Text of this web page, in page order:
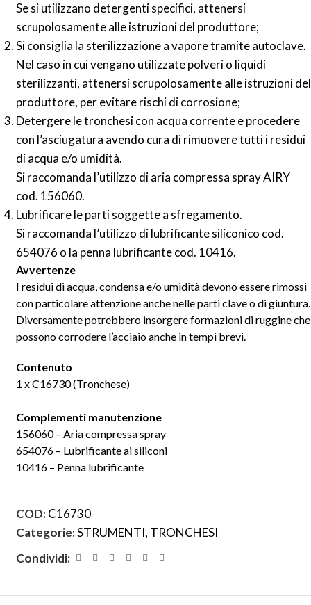
Se si utilizzano detergenti specifici, attenersi
scrupolosamente alle istruzioni del produttore;
Si consiglia la sterilizzazione a vapore tramite autoclave.
Nel caso in cui vengano utilizzate polveri o liquidi
sterilizzanti, attenersi scrupolosamente alle istruzioni del
produttore, per evitare rischi di corrosione;
Detergere le tronchesi con acqua corrente e procedere
con l’asciugatura avendo cura di rimuovere tutti i residui
di acqua e/o umidità.
Si raccomanda l’utilizzo di aria compressa spray AIRY
cod. 156060.
Lubrificare le parti soggette a sfregamento.
Si raccomanda l’utilizzo di lubrificante siliconico cod.
654076 o la penna lubrificante cod. 10416.
Avvertenze
I residui di acqua, condensa e/o umidità devono essere rimossi
con particolare attenzione anche nelle parti clave o di giuntura.
Diversamente potrebbero insorgere formazioni di ruggine che
possono corrodere l’acciaio anche in tempi brevi.
Contenuto
1 x C16730 (Tronchese)
Complementi manutenzione
156060 – Aria compressa spray
654076 – Lubrificante ai siliconi
10416 – Penna lubrificante
COD:C16730
Categorie:STRUMENTI, TRONCHESI
Condividi: